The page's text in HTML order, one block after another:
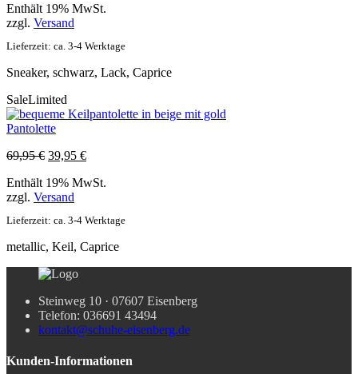
war:
99,95 €
ist:
Enthält 19% MwSt.
zzgl. Versand
Lieferzeit: ca. 3-4 Werktage
Sneaker, schwarz, Lack, Caprice
SaleLimited
Pantolette
69,95€ Ursprünglicher
war:
69,95 €
39,95 €Aktueller
ist:
Enthält 19% MwSt.
zzgl. Versand
Lieferzeit: ca. 3-4 Werktage
metallic, Keil, Caprice
Steinweg 10 · 07607 Eisenberg
Telefon: 036691 43494
kontakt@schuhe-eisenberg.de
Kunden-Informationen